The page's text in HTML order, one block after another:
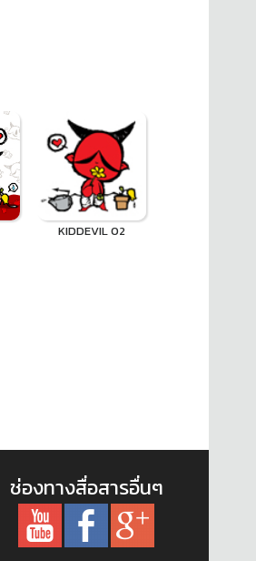
KIDDEVIL 02
ช่องทางสื่อสารอื่นๆ